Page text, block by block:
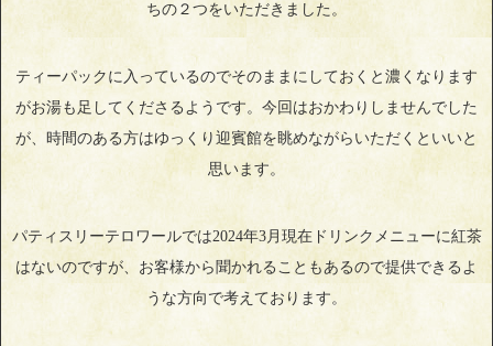
ちの２つをいただきました。
ティーパックに入っているのでそのままにしておくと濃くなります
がお湯も足してくださるようです。今回はおかわりしませんでした
が、時間のある方はゆっくり迎賓館を眺めながらいただくといいと
思います。
パティスリーテロワールでは2024年3月現在ドリンクメニューに紅茶
はないのですが、お客様から聞かれることもあるので提供できるよ
うな方向で考えております。